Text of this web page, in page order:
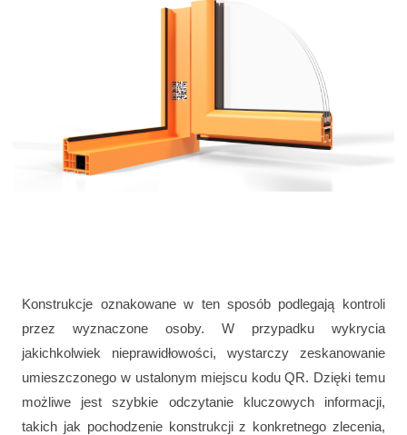
Konstrukcje oznakowane w ten sposób podlegają kontroli
przez wyznaczone osoby. W przypadku wykrycia
jakichkolwiek nieprawidłowości, wystarczy zeskanowanie
umieszczonego w ustalonym miejscu kodu QR. Dzięki temu
możliwe jest szybkie odczytanie kluczowych informacji,
takich jak pochodzenie konstrukcji z konkretnego zlecenia,